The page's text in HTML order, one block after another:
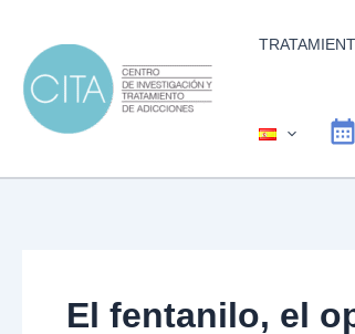
contenido
El fentanilo, el